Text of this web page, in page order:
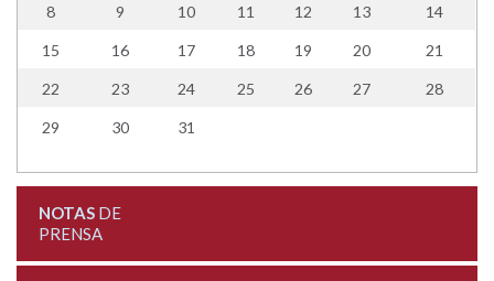
8 9 10 11 12 13 14
15 16 17 18 19 20 21
22 23 24 25 26 27 28
29 30 31
NOTASDE
PRENSA